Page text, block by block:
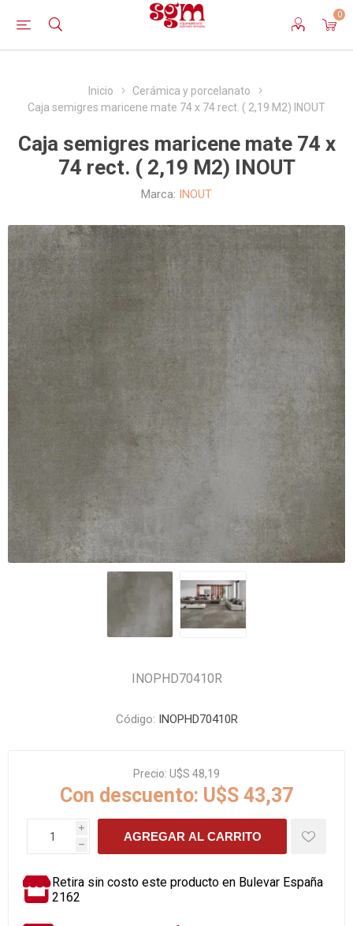
0
Inicio
Cerámica y porcelanato
Caja semigres maricene mate 74 x 74 rect. ( 2,19 M2) INOUT
Caja semigres maricene mate 74 x
74 rect. ( 2,19 M2) INOUT
Marca: INOUT
INOPHD70410R
Código: INOPHD70410R
Precio: U$S 48,19
Con descuento: U$S 43,37
i
h
AGREGAR AL CARRITO
Retira sin costo este producto en Bulevar España
2162